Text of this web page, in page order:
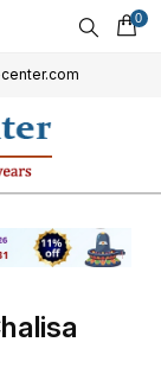
0